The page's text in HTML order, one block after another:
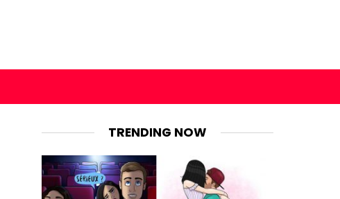
TRENDING NOW